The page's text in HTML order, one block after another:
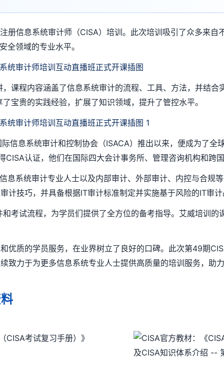
信息系统审计师（CISA）培训。此次培训吸引了众多来自
全领域的专业水平。
课程内容涵盖了信息系统审计的流程、工具、方法，并结
宝贵的实践经验，扩展了知识领域，提升了管控水平。
信息系统审计和控制协会（ISACA）推出以来，便成为了
CISA认证，他们在国际四大会计事务所、管理咨询机构和跨
息系统审计专业人士以及内部审计、外部审计、内控与合规
计技巧，并具备根据IT审计标准制定并实施基于风险的IT审
考试流程，为学员们提供了全方位的备考指导。艾威培训
优质的学员服务，在业界树立了良好的口碑。此次第49期
致力于为更多信息系统专业人士提供高质量的培训服务，助